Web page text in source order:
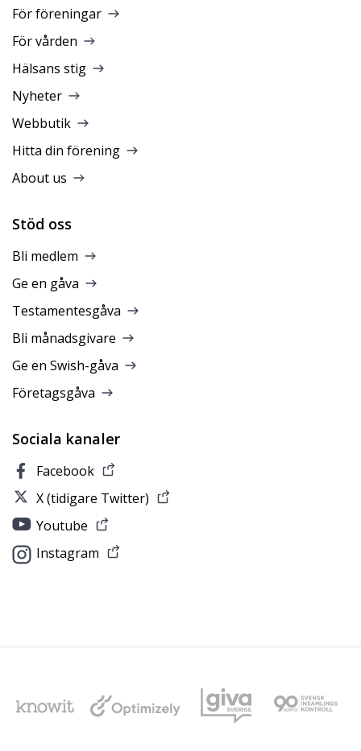
För föreningar
För vården
Hälsans stig
Nyheter
Webbutik
Hitta din förening
About us
Stöd oss
Bli medlem
Ge en gåva
Testamentesgåva
Bli månadsgivare
Ge en Swish-gåva
Företagsgåva
Sociala kanaler
Facebook
X (tidigare Twitter)
Youtube
Instagram